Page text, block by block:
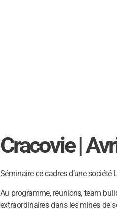
Cracovie |
Séminaire de cadres d’une
Au programme, réunions, team
extraordinaires dans les mines de